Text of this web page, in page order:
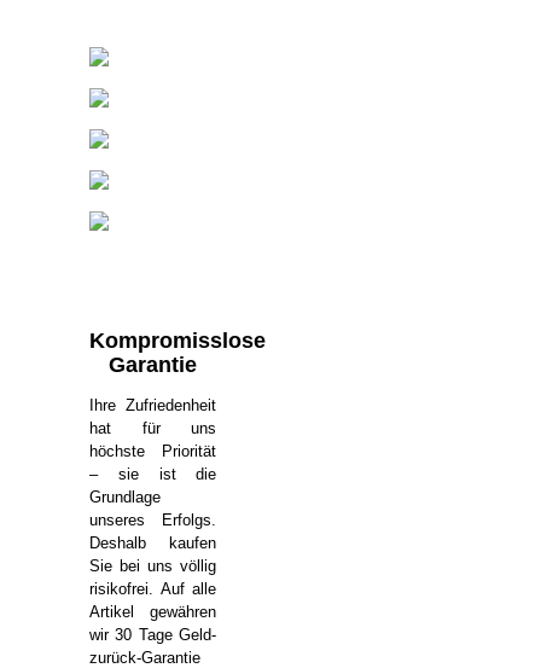
Kompromisslose
Garantie
Ihre Zufriedenheit
hat für uns
höchste Priorität
– sie ist die
Grundlage
unseres Erfolgs.
Deshalb kaufen
Sie bei uns völlig
risikofrei. Auf alle
Artikel gewähren
wir 30 Tage Geld-
zurück-Garantie